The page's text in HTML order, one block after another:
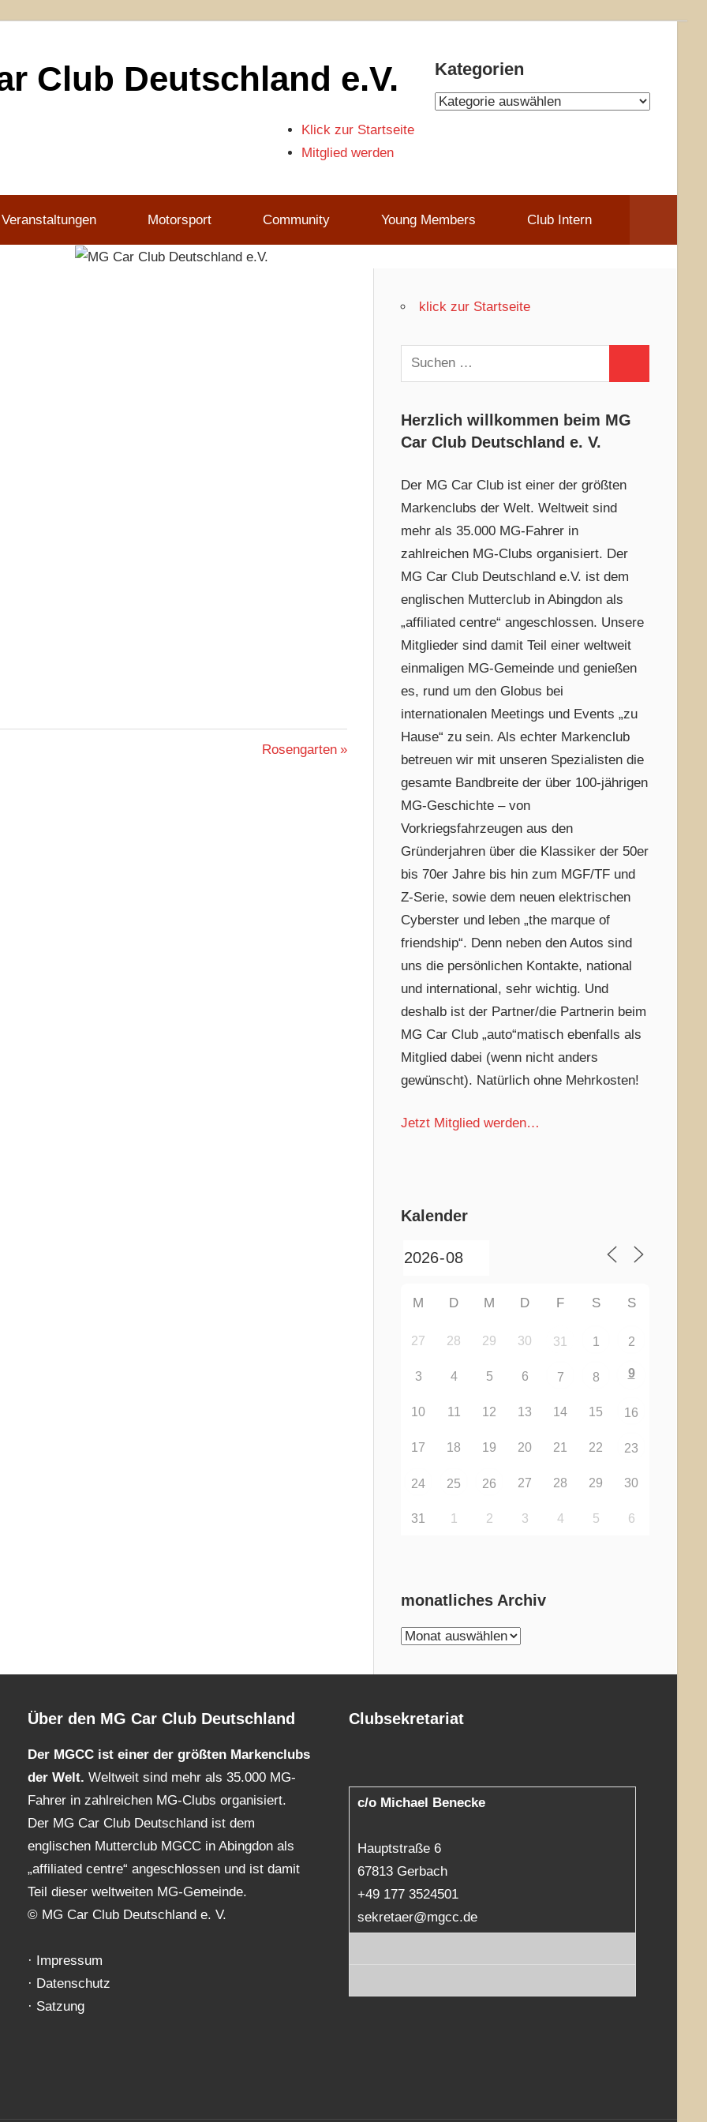
Club Deutschland e.V. Kategorien
Kategorien
Klick zur Startseite
Mitglied werden
Motorsport Community Young Members Club Intern
Nächster
Rosengarten
klick zur Startseite
Suchen
nach:
Herzlich willkommen beim MG
Car Club Deutschland e. V.
Der MG Car Club ist einer der größten
Markenclubs der Welt. Weltweit sind
mehr als 35.000 MG-Fahrer in
zahlreichen MG-Clubs organisiert. Der
MG Car Club Deutschland e.V. ist dem
englischen Mutterclub in Abingdon als
„affiliated centre“ angeschlossen. Unsere
Mitglieder sind damit Teil einer weltweit
einmaligen MG-Gemeinde und genießen
es, rund um den Globus bei
internationalen Meetings und Events „zu
Hause“ zu sein. Als echter Markenclub
betreuen wir mit unseren Spezialisten die
gesamte Bandbreite der über 100-jährigen
MG-Geschichte – von
Vorkriegsfahrzeugen aus den
Gründerjahren über die Klassiker der 50er
bis 70er Jahre bis hin zum MGF/TF und
Z-Serie, sowie dem neuen elektrischen
Cyberster und leben „the marque of
friendship“. Denn neben den Autos sind
uns die persönlichen Kontakte, national
und international, sehr wichtig. Und
deshalb ist der Partner/die Partnerin beim
MG Car Club „auto“matisch ebenfalls als
Mitglied dabei (wenn nicht anders
gewünscht). Natürlich ohne Mehrkosten!
Jetzt Mitglied werden…
Kalender
M D M D F S S
27 28 29 30 31 1 2
3 4 5 6 7 8 9
10 11 12 13 14 15 16
17 18 19 20 21 22 23
24 25 26 27 28 29 30
31 1 2 3 4 5 6
monatliches Archiv
monatliches
Über den MG Car Club Deutschland
Der MGCC ist einer der größten Markenclubs
der Welt.Weltweit sind mehr als 35.000 MG-
Fahrer in zahlreichen MG-Clubs organisiert.
Der MG Car Club Deutschland ist dem
englischen Mutterclub MGCC in Abingdon als
„affiliated centre“ angeschlossen und ist damit
Teil dieser weltweiten MG-Gemeinde.
© MG Car Club Deutschland e. V.
· Impressum
· Datenschutz
· Satzung
Clubsekretariat
c/o Michael Benecke
Hauptstraße 6
67813 Gerbach
+49 177 3524501
sekretaer@mgcc.de